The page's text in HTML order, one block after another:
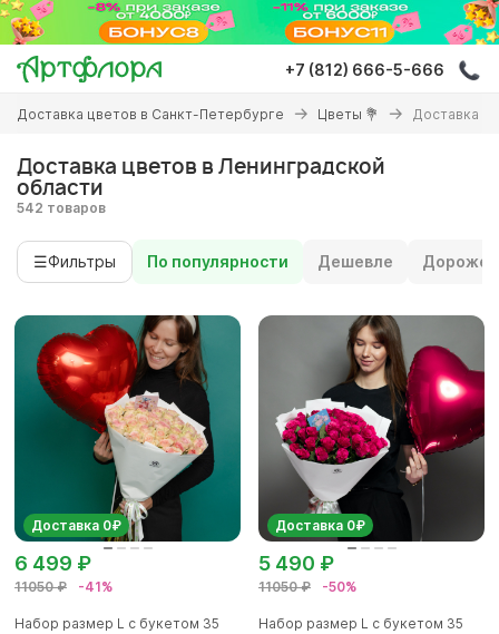
Перейти
основному
содержанию
+7 (812) 666-5-666
Вы
здесь
Доставка цветов в Санкт-Петербурге Цветы 💐 Доставка
Доставка цветов в Ленинградской
области
542 товаров
☰Фильтры По популярности Дешевле Дороже
Доставка 0₽
11050 ₽ -41%
6 499 ₽
Набор размер L с букетом 35
Доставка 0₽
11050 ₽ -50%
5 490 ₽
Набор размер L с букетом 35